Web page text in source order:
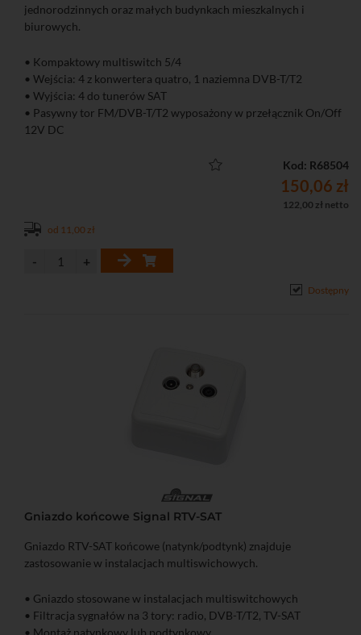
jednorodzinnych oraz małych budynkach mieszkalnych i
biurowych.
• Kompaktowy multiswitch 5/4
• Wejścia: 4 z konwertera quatro, 1 naziemna DVB-T/T2
• Wyjścia: 4 do tunerów SAT
• Pasywny tor FM/DVB-T/T2 wyposażony w przełącznik On/Off
12V DC
• Kontrolki napięcia zasilacza i multiswitcha
• Zewnętrzny zasilacz DC 18 V 1 A
Kod: R68504
150,06 zł
122,00 zł netto
od 11,00 zł
Dostępny
Gniazdo końcowe Signal RTV-SAT
Gniazdo RTV-SAT końcowe (natynk/podtynk) znajduje
zastosowanie w instalacjach multiswichowych.
• Gniazdo stosowane w instalacjach multiswitchowych
• Filtracja sygnałów na 3 tory: radio, DVB-T/T2, TV-SAT